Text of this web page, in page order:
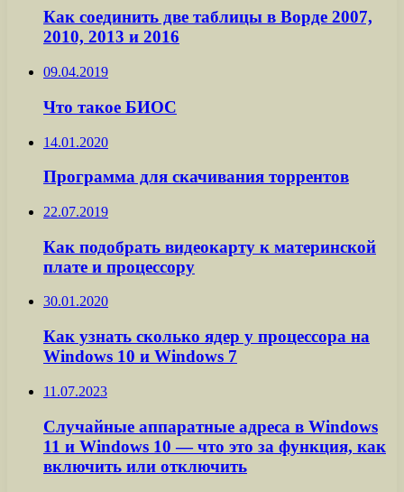
Как соединить две таблицы в Ворде 2007,
2010, 2013 и 2016
09.04.2019
Что такое БИОС
14.01.2020
Программа для скачивания торрентов
22.07.2019
Как подобрать видеокарту к материнской
плате и процессору
30.01.2020
Как узнать сколько ядер у процессора на
Windows 10 и Windows 7
11.07.2023
Случайные аппаратные адреса в Windows
11 и Windows 10 — что это за функция, как
включить или отключить